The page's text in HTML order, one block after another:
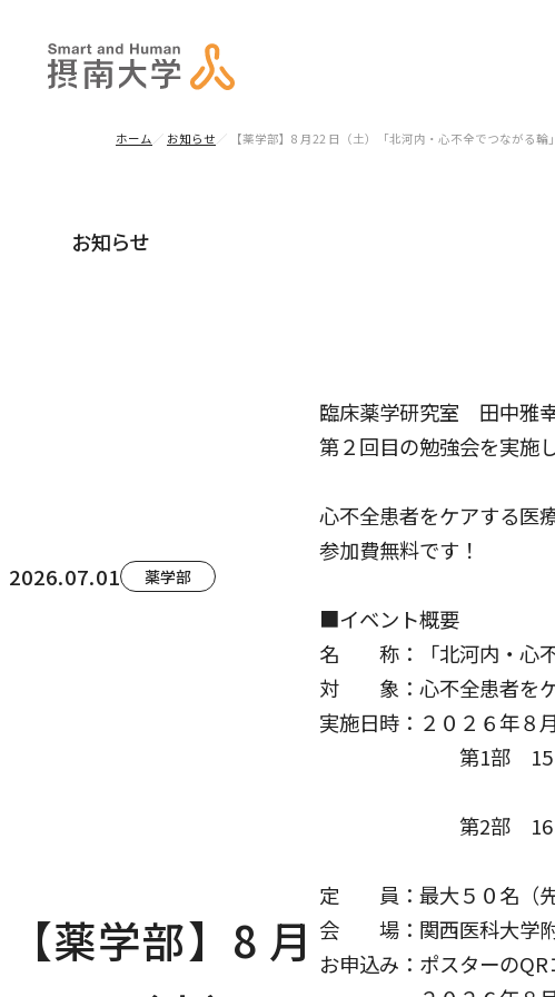
ホーム お知らせ 【薬学部】8 月22 日（土）「北河内・心不全でつながる輪
お知らせ
2026.07.01 薬学部
【薬学部】8 月
臨床薬学研究室 田中雅
第２回目の勉強会を実施
心不全患者をケアする医
参加費無料です！
■イベント概要
名 称：「北河内・心不
対 象：心不全患者をケ
実施日時：２０２６年８
第1部 15：30～
「心不全の
第2部 16：10～
多職種で”
定 員：最大５０名（先
会 場：関西医科大学
お申込み：ポスターの